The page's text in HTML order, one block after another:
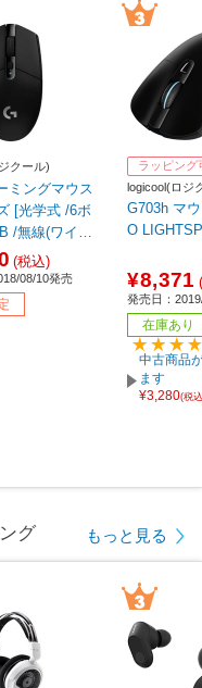
クール)
ミングマウス
[光学式 /6ボ
/無線(ワイヤ
】
(税込)
08/10発売
ラッピング
logicool(ロジ
G703h マ
O
¥8,371
発売日：
在庫あり
中古商品
ます
¥3,280(税
グ もっと見る